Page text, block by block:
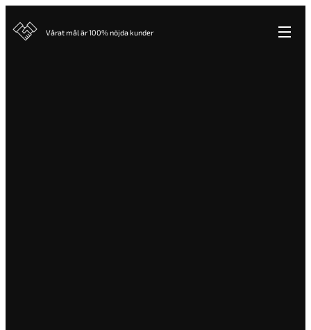
Vårat mål är 100% nöjda kunder